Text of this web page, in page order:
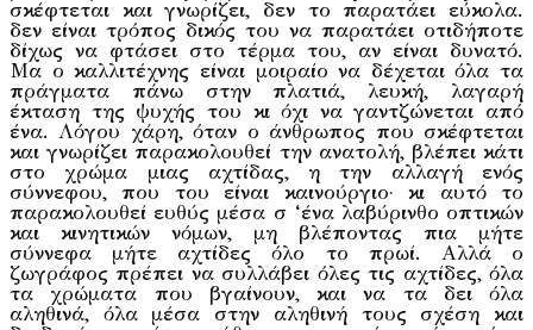
σκέφτεται και γνωρίζει, δεν το παρατάει εύκολα.
δεν είναι τρόπος δικός του να παρατάει οτιδήποτε
δίχως να φτάσει στο τέρμα του, αν είναι δυνατό.
Μα ο καλλιτέχνης είναι μοιραίο να δέχεται όλα τα
πράγματα πάνω στην πλατιά, λευκή, λαγαρή
έκταση της ψυχής του κι όχι να γαντζώνεται από
ένα. Λόγου χάρη, όταν ο άνθρωπος που σκέφτεται
και γνωρίζει παρακολουθεί την ανατολή, βλέπει κάτι
στο χρώμα μιας αχτίδας, η την αλλαγή ενός
σύννεφου, που του είναι καινούργιο· κι αυτό το
παρακολουθεί ευθύς μέσα σ ‘ένα λαβύρινθο οπτικών
και κινητικών νόμων, μη βλέποντας πια μήτε
σύννεφα μήτε αχτίδες όλο το πρωί. Αλλά ο
ζωγράφος πρέπει να συλλάβει όλες τις αχτίδες, όλα
τα χρώματα που βγαίνουν, και να τα δει όλα
αληθινά, όλα μέσα στην αληθινή τους σχέση και